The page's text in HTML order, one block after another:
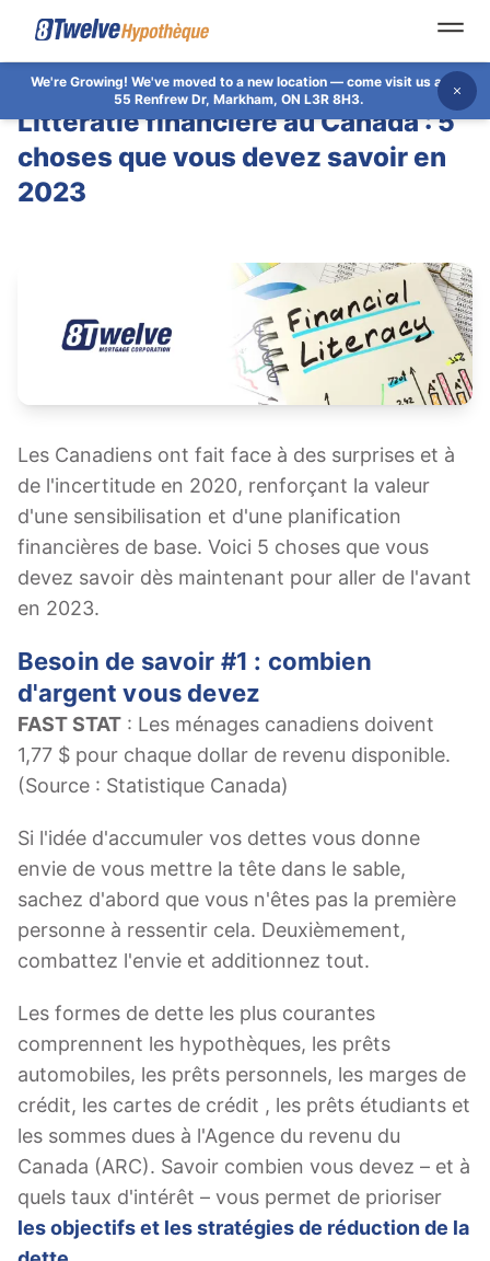
We're Growing! We've moved to a new location — come visit us at
55 Renfrew Dr, Markham, ON L3R 8H3.
Littératie financière au Canada : 5
choses que vous devez savoir en
2023
Les Canadiens ont fait face à des surprises et à
de l'incertitude en 2020, renforçant la valeur
d'une sensibilisation et d'une planification
financières de base. Voici 5 choses que vous
devez savoir dès maintenant pour aller de l'avant
en 2023.
Besoin de savoir #1 : combien
d'argent vous devez
FAST STAT : Les ménages canadiens doivent
1,77 $ pour chaque dollar de revenu disponible.
(Source : Statistique Canada)
Si l'idée d'accumuler vos dettes vous donne
envie de vous mettre la tête dans le sable,
sachez d'abord que vous n'êtes pas la première
personne à ressentir cela. Deuxièmement,
combattez l'envie et additionnez tout.
Les formes de dette les plus courantes
comprennent les hypothèques, les prêts
automobiles, les prêts personnels, les marges de
crédit, les cartes de crédit , les prêts étudiants et
les sommes dues à l'Agence du revenu du
Canada (ARC). Savoir combien vous devez – et à
quels taux d'intérêt – vous permet de prioriser
les objectifs et les stratégies de réduction de la